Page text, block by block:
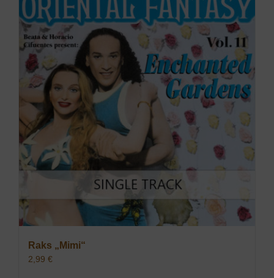
Raks „Mimi“
2,99 €